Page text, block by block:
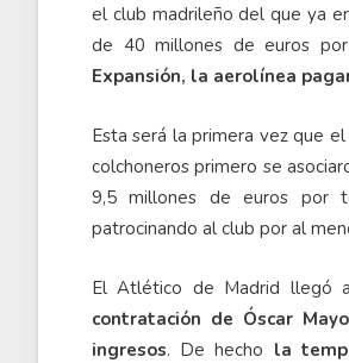
el club madrileño del que ya
de 40 millones de euros
Expansión, la aerolínea
Esta será la primera vez que
colchoneros primero se
9,5 millones de euros por
patrocinando al club por al
El Atlético de Madrid llegó
contratación de Óscar
ingresos. De hecho la